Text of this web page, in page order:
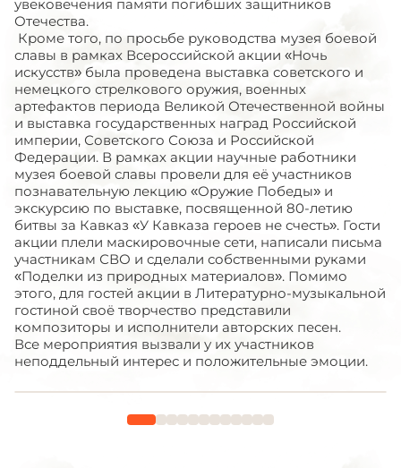
увековечения памяти погибших защитников
Отечества.
Кроме того, по просьбе руководства музея боевой
славы в рамках Всероссийской акции «Ночь
искусств» была проведена выставка советского и
немецкого стрелкового оружия, военных
артефактов периода Великой Отечественной войны
и выставка государственных наград Российской
империи, Советского Союза и Российской
Федерации. В рамках акции научные работники
музея боевой славы провели для её участников
познавательную лекцию «Оружие Победы» и
экскурсию по выставке, посвященной 80-летию
битвы за Кавказ «У Кавказа героев не счесть». Гости
акции плели маскировочные сети, написали письма
участникам СВО и сделали собственными руками
«Поделки из природных материалов». Помимо
этого, для гостей акции в Литературно-музыкальной
гостиной своё творчество представили
композиторы и исполнители авторских песен.
Все мероприятия вызвали у их участников
неподдельный интерес и положительные эмоции.